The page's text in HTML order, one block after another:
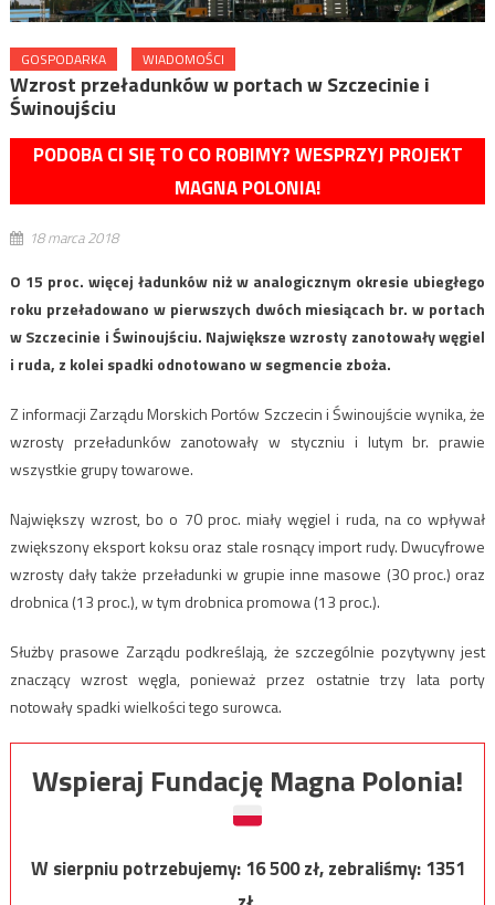
GOSPODARKA WIADOMOŚCI
Wzrost przeładunków w portach w Szczecinie i
Świnoujściu
PODOBA CI SIĘ TO CO ROBIMY? WESPRZYJ PROJEKT
MAGNA POLONIA!
18 marca 2018
O 15 proc. więcej ładunków niż w analogicznym okresie ubiegłego
roku przeładowano w pierwszych dwóch miesiącach br. w portach
w Szczecinie i Świnoujściu. Największe wzrosty zanotowały węgiel
i ruda, z kolei spadki odnotowano w segmencie zboża.
Z informacji Zarządu Morskich Portów Szczecin i Świnoujście wynika, że
wzrosty przeładunków zanotowały w styczniu i lutym br. prawie
wszystkie grupy towarowe.
Największy wzrost, bo o 70 proc. miały węgiel i ruda, na co wpływał
zwiększony eksport koksu oraz stale rosnący import rudy. Dwucyfrowe
wzrosty dały także przeładunki w grupie inne masowe (30 proc.) oraz
drobnica (13 proc.), w tym drobnica promowa (13 proc.).
Służby prasowe Zarządu podkreślają, że szczególnie pozytywny jest
znaczący wzrost węgla, ponieważ przez ostatnie trzy lata porty
notowały spadki wielkości tego surowca.
Wspieraj Fundację Magna Polonia!
W sierpniu potrzebujemy:16 500zł, zebraliśmy:1351